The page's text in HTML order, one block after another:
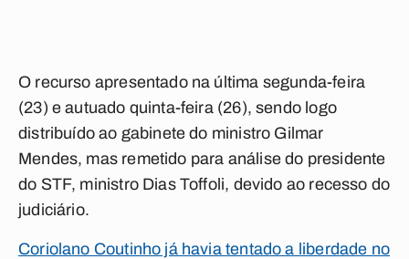
O recurso apresentado na última segunda-feira
(23) e autuado quinta-feira (26), sendo logo
distribuído ao gabinete do ministro Gilmar
Mendes, mas remetido para análise do presidente
do STF, ministro Dias Toffoli, devido ao recesso do
judiciário.
Coriolano Coutinho já havia tentado a liberdade no